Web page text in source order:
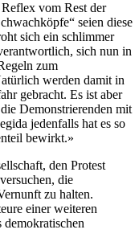
vom Rest der
seien diese
sich ein schlimmer
sich nun in
zum
werden damit in
gebracht. Es ist aber
Demonstrierenden mit
jedenfalls hat es so
bewirkt.»
den Protest
die
zu halten.
einer weiteren